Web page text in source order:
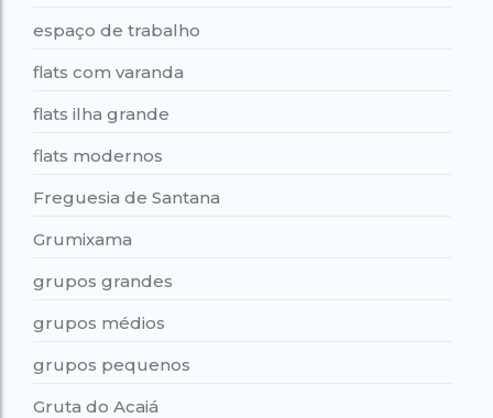
espaço de trabalho
flats com varanda
flats ilha grande
flats modernos
Freguesia de Santana
Grumixama
grupos grandes
grupos médios
grupos pequenos
Gruta do Acaiá